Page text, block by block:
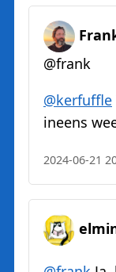
@frank
@kerfuffle
ineens
2024-06-21